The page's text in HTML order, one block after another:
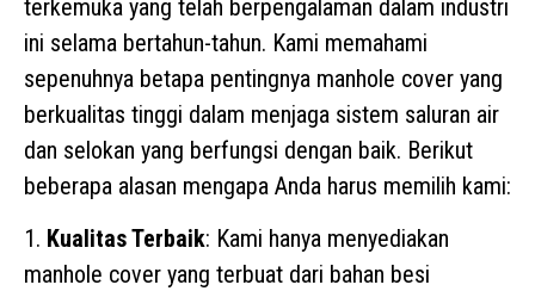
terkemuka yang telah berpengalaman dalam industri
ini selama bertahun-tahun. Kami memahami
sepenuhnya betapa pentingnya manhole cover yang
berkualitas tinggi dalam menjaga sistem saluran air
dan selokan yang berfungsi dengan baik. Berikut
beberapa alasan mengapa Anda harus memilih kami:
1. Kualitas Terbaik: Kami hanya menyediakan
manhole cover yang terbuat dari bahan besi